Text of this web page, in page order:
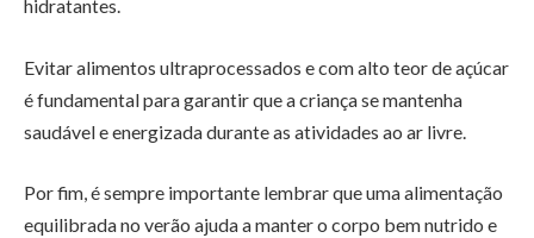
hidratantes.
Evitar alimentos ultraprocessados e com alto teor de açúcar
é fundamental para garantir que a criança se mantenha
saudável e energizada durante as atividades ao ar livre.
Por fim, é sempre importante lembrar que uma alimentação
equilibrada no verão ajuda a manter o corpo bem nutrido e